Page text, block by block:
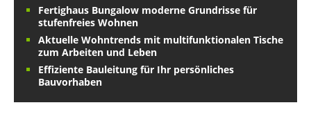
Fertighaus Bungalow moderne Grundrisse für
stufenfreies Wohnen
Aktuelle Wohntrends mit multifunktionalen Tische
zum Arbeiten und Leben
Effiziente Bauleitung für Ihr persönliches
Bauvorhaben